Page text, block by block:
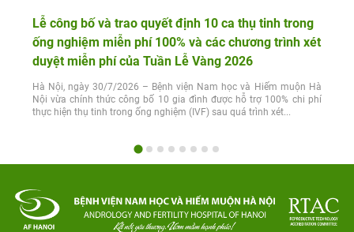
Lễ công bố và trao quyết định 10 ca thụ tinh trong
ống nghiệm miễn phí 100% và các chương trình xét
duyệt miễn phí của Tuần Lễ Vàng 2026
Hà Nội, ngày 30/7/2026 – Bệnh viện Nam học và Hiếm muộn Hà
Nội vừa chính thức công bố 10 gia đình được hỗ trợ 100% chi phí
thực hiện thụ tinh trong ống nghiệm (IVF) sau quá trình xét...